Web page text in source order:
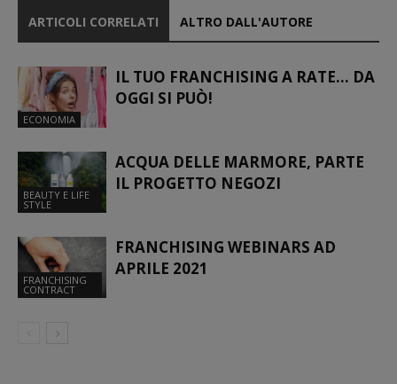
ARTICOLI CORRELATI ALTRO DALL'AUTORE
ECONOMIA
IL TUO FRANCHISING A RATE… DA
OGGI SI PUÒ!
BEAUTY E LIFE
STYLE
ACQUA DELLE MARMORE, PARTE
IL PROGETTO NEGOZI
FRANCHISING
CONTRACT
FRANCHISING WEBINARS AD
APRILE 2021